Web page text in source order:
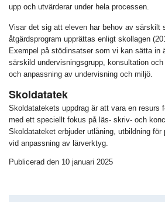
upp och utvärderar under hela processen.
Visar det sig att eleven har behov av särskilt
åtgärdsprogram upprättas enligt skollagen
Exempel på stödinsatser som vi kan sätta in
särskild undervisningsgrupp, konsultation
och anpassning av undervisning och miljö.
Skoldatatek
Skoldatatekets uppdrag är att vara en resurs
med ett speciellt fokus på läs- skriv- och
Skoldatateket erbjuder utlåning, utbildning för
vid anpassning av lärverktyg.
Publicerad den 10 januari 2025